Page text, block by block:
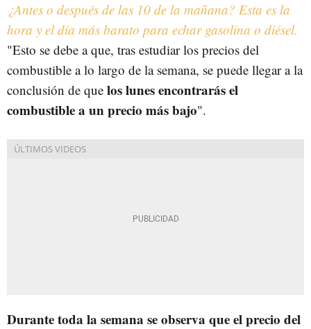
¿Antes o después de las 10 de la mañana? Esta es la
hora y el día más barato para echar gasolina o diésel.
"Esto se debe a que, tras estudiar los precios del
combustible a lo largo de la semana, se puede llegar a la
conclusión de que los lunes encontrarás el
combustible a un precio más bajo".
Durante toda la semana se observa que el precio del